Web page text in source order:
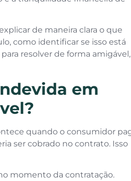
de maneira clara o que
como identificar se isso está
resolver de forma amigável,
em
quando o consumidor
ser cobrado no contrato. Isso
momento da contratação.